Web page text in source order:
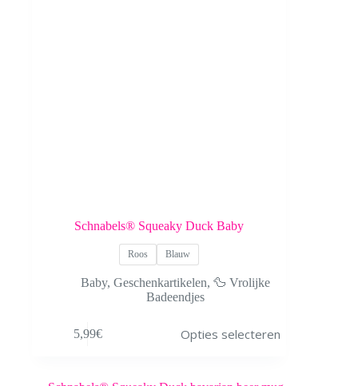
Schnabels® Squeaky Duck Baby
Roos Blauw
Baby, Geschenkartikelen, 🦆 Vrolijke
Badeendjes
5,99€ Opties selecteren
variaties.